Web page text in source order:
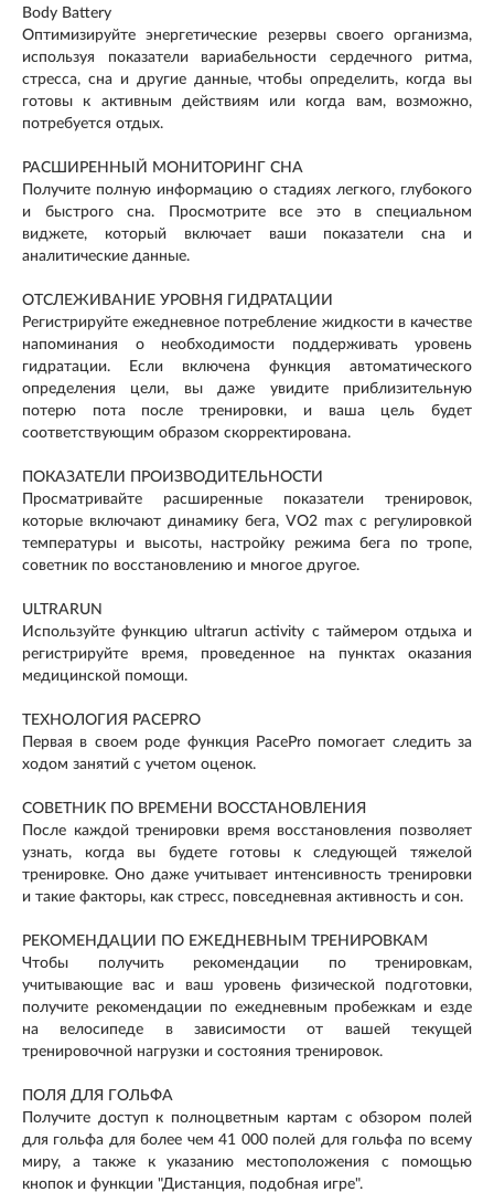
Body Battery
Оптимизируйте энергетические резервы своего организма,
используя показатели вариабельности сердечного ритма,
стресса, сна и другие данные, чтобы определить, когда вы
готовы к активным действиям или когда вам, возможно,
потребуется отдых.
РАСШИРЕННЫЙ МОНИТОРИНГ СНА
Получите полную информацию о стадиях легкого, глубокого
и быстрого сна. Просмотрите все это в специальном
виджете, который включает ваши показатели сна и
аналитические данные.
ОТСЛЕЖИВАНИЕ УРОВНЯ ГИДРАТАЦИИ
Регистрируйте ежедневное потребление жидкости в качестве
напоминания о необходимости поддерживать уровень
гидратации. Если включена функция автоматического
определения цели, вы даже увидите приблизительную
потерю пота после тренировки, и ваша цель будет
соответствующим образом скорректирована.
ПОКАЗАТЕЛИ ПРОИЗВОДИТЕЛЬНОСТИ
Просматривайте расширенные показатели тренировок,
которые включают динамику бега, VO2 max с регулировкой
температуры и высоты, настройку режима бега по тропе,
советник по восстановлению и многое другое.
ULTRARUN
Используйте функцию ultrarun activity с таймером отдыха и
регистрируйте время, проведенное на пунктах оказания
медицинской помощи.
ТЕХНОЛОГИЯ PACEPRO
Первая в своем роде функция PacePro помогает следить за
ходом занятий с учетом оценок.
СОВЕТНИК ПО ВРЕМЕНИ ВОССТАНОВЛЕНИЯ
После каждой тренировки время восстановления позволяет
узнать, когда вы будете готовы к следующей тяжелой
тренировке. Оно даже учитывает интенсивность тренировки
и такие факторы, как стресс, повседневная активность и сон.
РЕКОМЕНДАЦИИ ПО ЕЖЕДНЕВНЫМ ТРЕНИРОВКАМ
Чтобы получить рекомендации по тренировкам,
учитывающие вас и ваш уровень физической подготовки,
получите рекомендации по ежедневным пробежкам и езде
на велосипеде в зависимости от вашей текущей
тренировочной нагрузки и состояния тренировок.
ПОЛЯ ДЛЯ ГОЛЬФА
Получите доступ к полноцветным картам с обзором полей
для гольфа для более чем 41 000 полей для гольфа по всему
миру, а также к указанию местоположения с помощью
кнопок и функции "Дистанция, подобная игре".